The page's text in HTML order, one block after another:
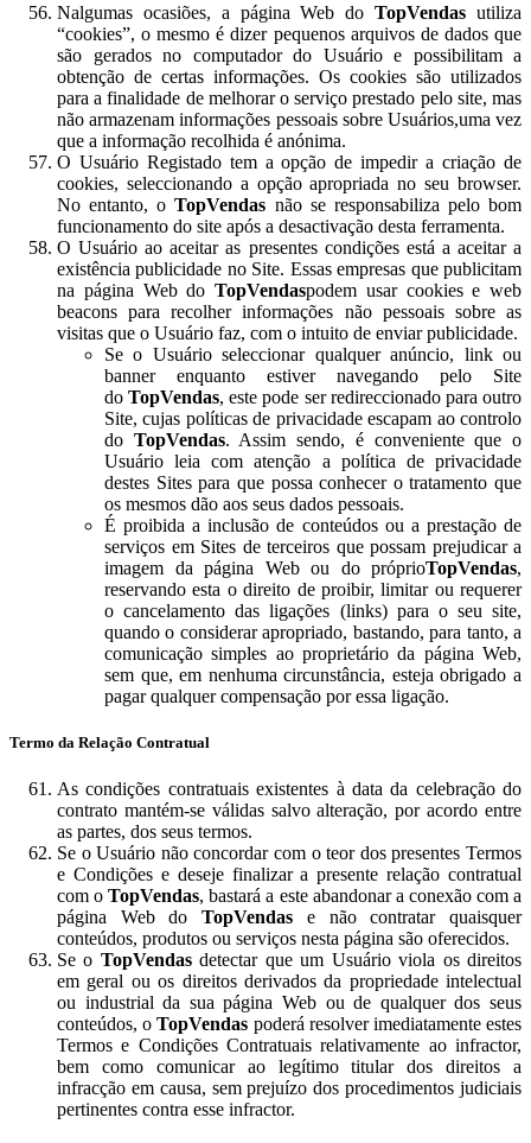
Nalgumas ocasiões, a página Web doTopVendas utiliza
“cookies”, o mesmo é dizer pequenos arquivos de dados que
são gerados no computador do Usuário e possibilitam a
obtenção de certas informações. Os cookies são utilizados
para a finalidade de melhorar o serviço prestado pelo site, mas
não armazenam informações pessoais sobre Usuários,uma vez
que a informação recolhida é anónima.
O Usuário Registado tem a opção de impedir a criação de
cookies, seleccionando a opção apropriada no seu browser.
No entanto, oTopVendas não se responsabiliza pelo bom
funcionamento do site após a desactivação desta ferramenta.
O Usuário ao aceitar as presentes condições está a aceitar a
existência publicidade no Site. Essas empresas que publicitam
na página Web do TopVendaspodem usar cookies e web
beacons para recolher informações não pessoais sobre as
visitas que o Usuário faz, com o intuito de enviar publicidade.
Se o Usuário seleccionar qualquer anúncio, link ou
banner enquanto estiver navegando pelo Site
doTopVendas, este pode ser redireccionado para outro
Site, cujas políticas de privacidade escapam ao controlo
do TopVendas. Assim sendo, é conveniente que o
Usuário leia com atenção a política de privacidade
destes Sites para que possa conhecer o tratamento que
os mesmos dão aos seus dados pessoais.
É proibida a inclusão de conteúdos ou a prestação de
serviços em Sites de terceiros que possam prejudicar a
imagem da página Web ou do próprioTopVendas,
reservando esta o direito de proibir, limitar ou requerer
o cancelamento das ligações (links) para o seu site,
quando o considerar apropriado, bastando, para tanto, a
comunicação simples ao proprietário da página Web,
sem que, em nenhuma circunstância, esteja obrigado a
pagar qualquer compensação por essa ligação.
Termo da Relação Contratual
As condições contratuais existentes à data da celebração do
contrato mantém-se válidas salvo alteração, por acordo entre
as partes, dos seus termos.
Se o Usuário não concordar com o teor dos presentes Termos
e Condições e deseje finalizar a presente relação contratual
com oTopVendas, bastará a este abandonar a conexão com a
página Web doTopVendas e não contratar quaisquer
conteúdos, produtos ou serviços nesta página são oferecidos.
Se o TopVendasdetectar que um Usuário viola os direitos
em geral ou os direitos derivados da propriedade intelectual
ou industrial da sua página Web ou de qualquer dos seus
conteúdos, oTopVendas poderá resolver imediatamente estes
Termos e Condições Contratuais relativamente ao infractor,
bem como comunicar ao legítimo titular dos direitos a
infracção em causa, sem prejuízo dos procedimentos judiciais
pertinentes contra esse infractor.